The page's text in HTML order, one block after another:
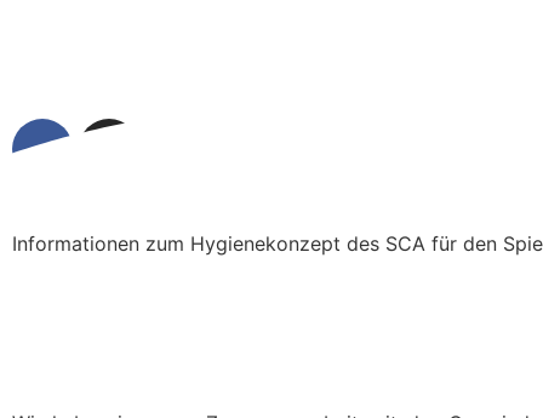
Informationen zum Hygienekonzept des SCA für den